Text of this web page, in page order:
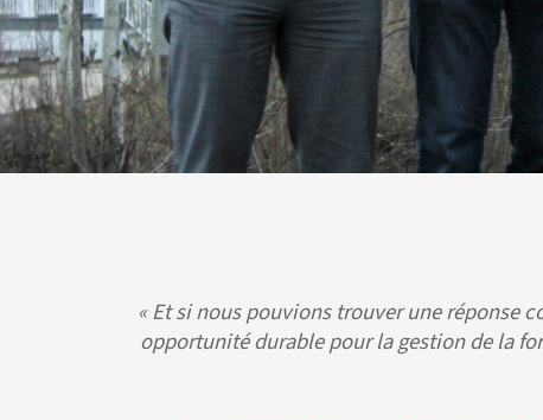
«Et si nous pouvions trouver une réponse
opportunité durable pour la gestion de la